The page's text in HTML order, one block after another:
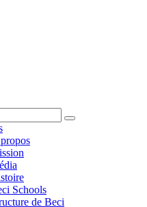
Schools
de Beci